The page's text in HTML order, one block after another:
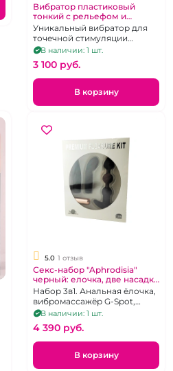
Вибратор пластиковый
тонкий с рельефом и
подогревом на головке
"Lilo"
Уникальный вибратор для
точечной стимуляции
эрогенных зон с подогревом
до 47 градусов
В наличии: 1 шт.
3 100 pуб.
В корзину
5.0 1 отзыв
Секс-набор "Aphrodisia"
черный: елочка, две насадки
вибро пуля
Набор 3в1. Анальная ёлочка,
вибромассажёр G-Spot,
Клиторальный стимулятор в
виде лепестков.
Перезаряжаемый.
В наличии: 1 шт.
4 390 pуб.
В корзину